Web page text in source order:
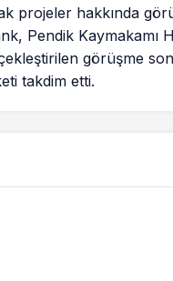
projeler hakkında
Pendik
görüşme
takdim etti.